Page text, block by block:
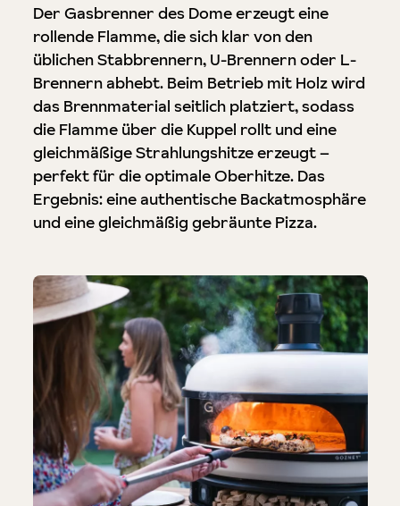
Der Gasbrenner des Dome erzeugt eine
rollende Flamme, die sich klar von den
üblichen Stabbrennern, U-Brennern oder L-
Brennern abhebt. Beim Betrieb mit Holz wird
das Brennmaterial seitlich platziert, sodass
die Flamme über die Kuppel rollt und eine
gleichmäßige Strahlungshitze erzeugt –
perfekt für die optimale Oberhitze. Das
Ergebnis: eine authentische Backatmosphäre
und eine gleichmäßig gebräunte Pizza.